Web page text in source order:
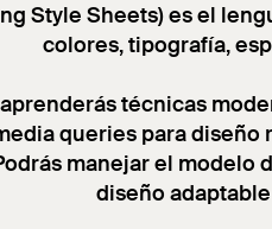
Style Sheets) es el
colores, tipografía,
técnicas
queries para
manejar el modelo
diseño